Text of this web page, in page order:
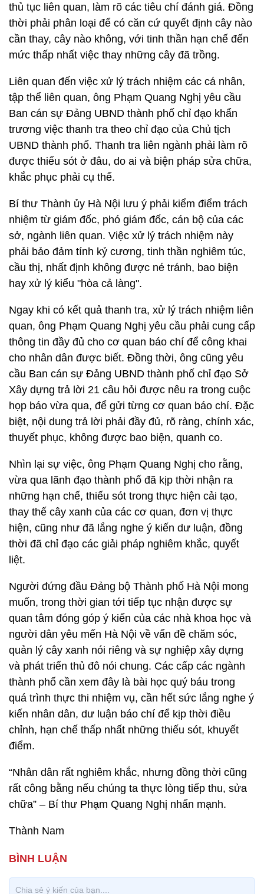
thủ tục liên quan, làm rõ các tiêu chí đánh giá. Đồng
thời phải phân loại để có căn cứ quyết định cây nào
cần thay, cây nào không, với tinh thần hạn chế đến
mức thấp nhất việc thay những cây đã trồng.
Liên quan đến việc xử lý trách nhiệm các cá nhân,
tập thể liên quan, ông Phạm Quang Nghị yêu cầu
Ban cán sự Đảng UBND thành phố chỉ đạo khẩn
trương việc thanh tra theo chỉ đạo của Chủ tịch
UBND thành phố. Thanh tra liên ngành phải làm rõ
được thiếu sót ở đâu, do ai và biện pháp sửa chữa,
khắc phục phải cụ thể.
Bí thư Thành ủy Hà Nội lưu ý phải kiểm điểm trách
nhiệm từ giám đốc, phó giám đốc, cán bộ của các
sở, ngành liên quan. Việc xử lý trách nhiệm này
phải bảo đảm tính kỷ cương, tinh thần nghiêm túc,
cầu thị, nhất định không được né tránh, bao biện
hay xử lý kiểu "hòa cả làng".
Ngay khi có kết quả thanh tra, xử lý trách nhiệm liên
quan, ông Phạm Quang Nghị yêu cầu phải cung cấp
thông tin đầy đủ cho cơ quan báo chí để công khai
cho nhân dân được biết. Đồng thời, ông cũng yêu
cầu Ban cán sự Đảng UBND thành phố chỉ đạo Sở
Xây dựng trả lời 21 câu hỏi được nêu ra trong cuộc
họp báo vừa qua, để gửi từng cơ quan báo chí. Đặc
biệt, nội dung trả lời phải đầy đủ, rõ ràng, chính xác,
thuyết phục, không được bao biện, quanh co.
Nhìn lại sự việc, ông Phạm Quang Nghị cho rằng,
vừa qua lãnh đạo thành phố đã kịp thời nhận ra
những hạn chế, thiếu sót trong thực hiện cải tạo,
thay thế cây xanh của các cơ quan, đơn vị thực
hiện, cũng như đã lắng nghe ý kiến dư luận, đồng
thời đã chỉ đạo các giải pháp nghiêm khắc, quyết
liệt.
Người đứng đầu Đảng bộ Thành phố Hà Nội mong
muốn, trong thời gian tới tiếp tục nhận được sự
quan tâm đóng góp ý kiến của các nhà khoa học và
người dân yêu mến Hà Nội về vấn đề chăm sóc,
quản lý cây xanh nói riêng và sự nghiệp xây dựng
và phát triển thủ đô nói chung. Các cấp các ngành
thành phố cần xem đây là bài học quý báu trong
quá trình thực thi nhiệm vụ, cần hết sức lắng nghe ý
kiến nhân dân, dư luận báo chí để kịp thời điều
chỉnh, hạn chế thấp nhất những thiếu sót, khuyết
điểm.
“Nhân dân rất nghiêm khắc, nhưng đồng thời cũng
rất công bằng nếu chúng ta thực lòng tiếp thu, sửa
chữa” – Bí thư Phạm Quang Nghị nhấn mạnh.
Thành Nam